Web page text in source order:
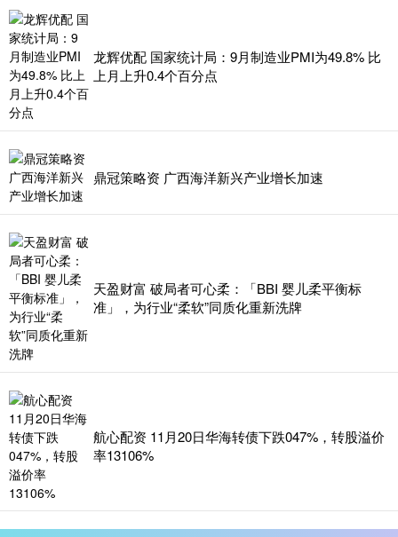
龙辉优配 国家统计局：9月制造业PMI为49.8% 比
上月上升0.4个百分点
鼎冠策略资 广西海洋新兴产业增长加速
天盈财富 破局者可心柔：「BBI 婴儿柔平衡标
准」，为行业“柔软”同质化重新洗牌
航心配资 11月20日华海转债下跌047%，转股溢价
率13106%